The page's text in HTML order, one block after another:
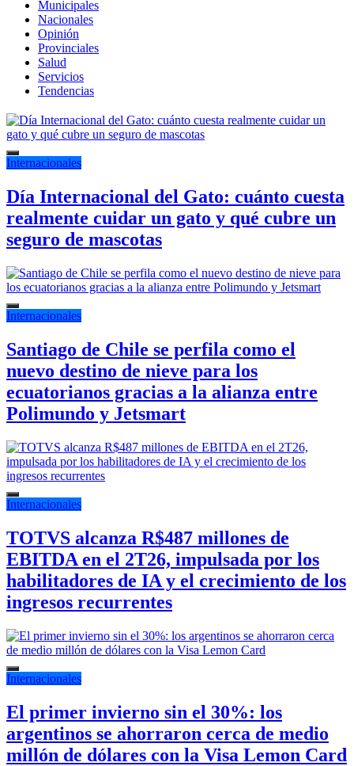
Municipales
Nacionales
Opinión
Provinciales
Salud
Servicios
Tendencias
Internacionales
Día Internacional del Gato: cuánto cuesta
realmente cuidar un gato y qué cubre un
seguro de mascotas
Internacionales
Santiago de Chile se perfila como el
nuevo destino de nieve para los
ecuatorianos gracias a la alianza entre
Polimundo y Jetsmart
Internacionales
TOTVS alcanza R$487 millones de
EBITDA en el 2T26, impulsada por los
habilitadores de IA y el crecimiento de los
ingresos recurrentes
Internacionales
El primer invierno sin el 30%: los
argentinos se ahorraron cerca de medio
millón de dólares con la Visa Lemon Card